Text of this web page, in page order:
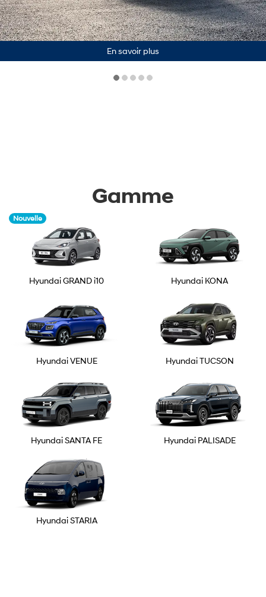
En savoir plus
Gamme
Nouvelle
Hyundai GRAND i10 Hyundai KONA
Hyundai VENUE Hyundai TUCSON
Hyundai SANTA FE Hyundai PALISADE
Hyundai STARIA